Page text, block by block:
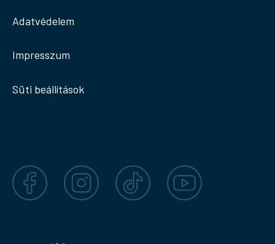
Adatvédelem
Impresszum
Süti beállítások
Facebook Instagram TikTok YouTube